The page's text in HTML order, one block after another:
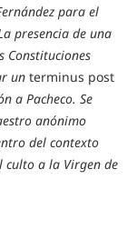
para el
presencia de una
Constituciones
un terminus post
a Pacheco. Se
anónimo
del contexto
culto a la Virgen de